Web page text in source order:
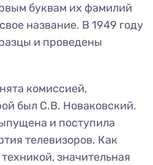
буквам их фамилий
название. В 1949 году
и проведены
комиссией,
был С.В. Новаковский.
и поступила
телевизоров. Как
значительная